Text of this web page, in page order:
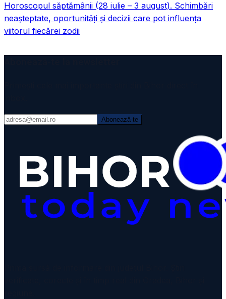
Horoscopul săptămânii (28 iulie – 3 august). Schimbări
neașteptate, oportunități și decizii care pot influența
viitorul fiecărei zodii
Abonează-te